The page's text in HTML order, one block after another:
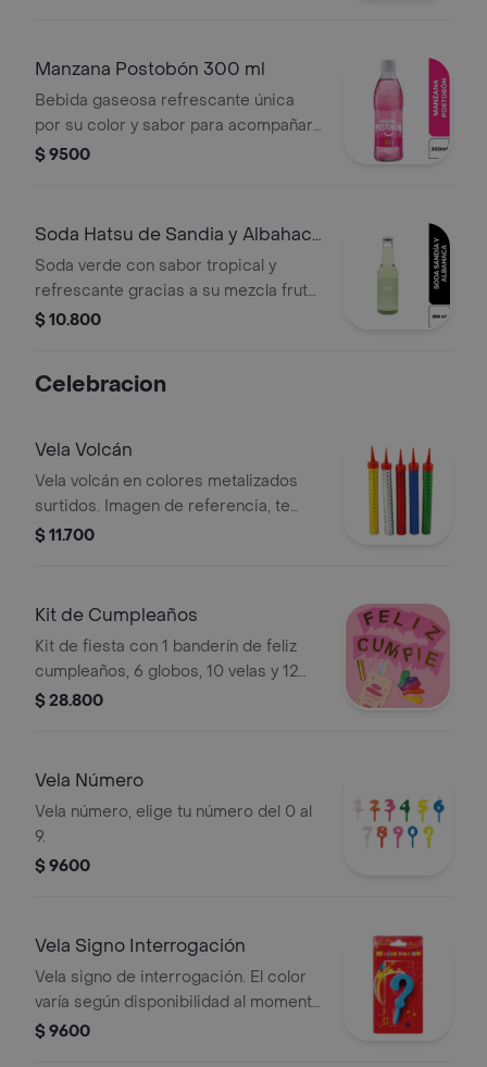
Manzana Postobón 300 ml
Bebida gaseosa refrescante única
por su color y sabor para acompañar
tus tortas y postres favoritos.
$ 9500
Soda Hatsu de Sandia y Albahaca
300 ml
Soda verde con sabor tropical y
refrescante gracias a su mezcla frutal
y herbal. Contiene 15 calorías por
$ 10.800
Celebracion
Vela Volcán
Vela volcán en colores metalizados
surtidos. Imagen de referencia, te
llegará alguno de estos colores o
$ 11.700
Kit de Cumpleaños
Kit de fiesta con 1 banderín de feliz
cumpleaños, 6 globos, 10 velas y 12
serpentinas. Los colores pueden
$ 28.800
Vela Número
Vela número, elige tu número del 0 al
9.
$ 9600
Vela Signo Interrogación
Vela signo de interrogación. El color
varía según disponibilidad al momento
de la compra.
$ 9600